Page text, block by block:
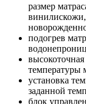
размер
подогрев
температуры
установка
заданной
блок